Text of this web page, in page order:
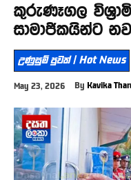
කුරුණෑගල
සාමාජිකයින්ට
උණුසුම් පුවත් | Hot News
May 23, 2026 By Kavika